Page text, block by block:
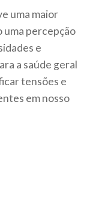
uma maior
uma percepção
e
a saúde geral
tensões e
em nosso